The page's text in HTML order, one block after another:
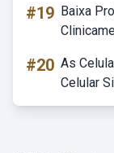
#19 Baixa
#20 As
Celular